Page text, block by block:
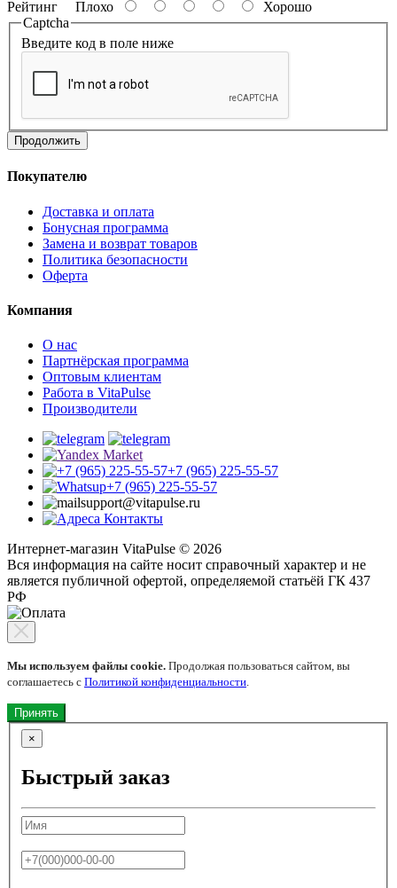
Рейтинг Плохо
Хорошо
Captcha
Введите код в поле ниже
Продолжить
Покупателю
Доставка и оплата
Бонусная программа
Замена и возврат товаров
Политика безопасности
Оферта
Компания
О нас
Партнёрская программа
Оптовым клиентам
Работа в VitaPulse
Производители
+7 (965) 225-55-57
+7 (965) 225-55-57
support@vitapulse.ru
Контакты
Интернет-магазин VitaPulse © 2026
Вся информация на сайте носит справочный характер и не
является публичной офертой, определяемой статьёй ГК 437
РФ
Мы используем файлы cookie. Продолжая пользоваться сайтом, вы
соглашаетесь с Политикой конфиденциальности.
Принять
×
Быстрый заказ